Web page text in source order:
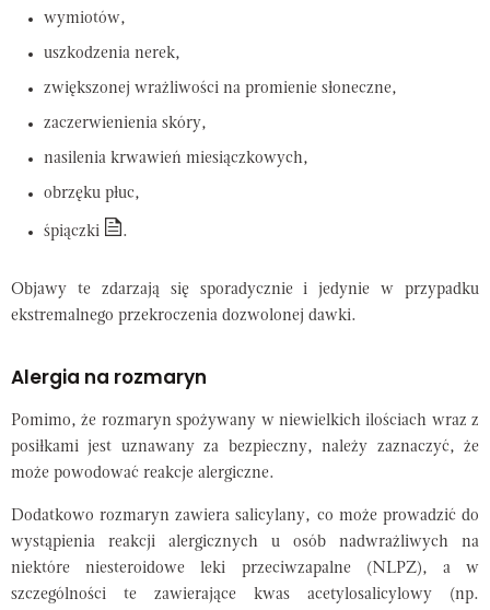
wymiotów,
uszkodzenia nerek,
zwiększonej wrażliwości na promienie słoneczne,
zaczerwienienia skóry,
nasilenia krwawień miesiączkowych,
obrzęku płuc,
śpiączki .
Objawy te zdarzają się sporadycznie i jedynie w przypadku
ekstremalnego przekroczenia dozwolonej dawki.
Alergia na rozmaryn
Pomimo, że rozmaryn spożywany w niewielkich ilościach wraz z
posiłkami jest uznawany za bezpieczny, należy zaznaczyć, że
może powodować reakcje alergiczne.
Dodatkowo rozmaryn zawiera salicylany, co może prowadzić do
wystąpienia reakcji alergicznych u osób nadwrażliwych na
niektóre niesteroidowe leki przeciwzapalne (NLPZ), a w
szczególności te zawierające kwas acetylosalicylowy (np.